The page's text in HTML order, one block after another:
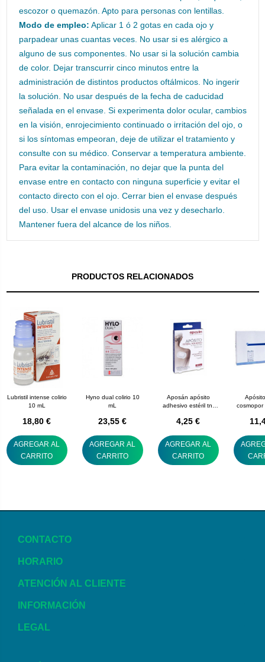
escozor o quemazón. Apto para personas con lentillas.
Modo de empleo: Aplicar 1 ó 2 gotas en cada ojo y
parpadear unas cuantas veces. No usar si es alérgico a
alguno de sus componentes. No usar si la solución cambia
de color. Dejar transcurrir cinco minutos entre la
administración de distintos productos oftálmicos. No ingerir
la solución. No usar después de la fecha de caducidad
señalada en el envase. Si experimenta dolor ocular, cambios
en la visión, enrojecimiento continuado o irritación del ojo, o
si los síntomas empeoran, deje de utilizar el tratamiento y
consulte con su médico. Conservar a temperatura ambiente.
Para evitar la contaminación, no dejar que la punta del
envase entre en contacto con ninguna superficie y evitar el
contacto directo con el ojo. Cerrar bien el envase después
del uso. Usar el envase unidosis una vez y desecharlo.
Mantener fuera del alcance de los niños.
PRODUCTOS RELACIONADOS
Lubristil intense colirio
10 mL
18,80 €
AGREGAR AL
CARRITO
Hyno dual colirio 10
mL
23,55 €
AGREGAR AL
CARRITO
Aposán apósito
adhesivo estéril tnt
4,25 €
AGREGAR AL
CARRITO
CONTACTO
HORARIO
ATENCIÓN AL CLIENTE
INFORMACIÓN
LEGAL